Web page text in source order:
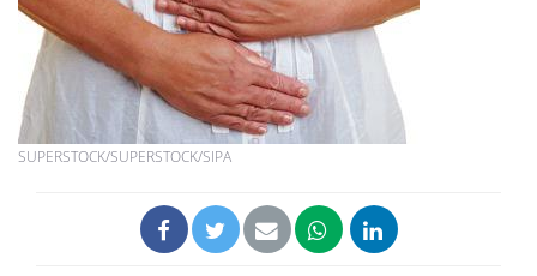
SUPERSTOCK/SUPERSTOCK/SIPA